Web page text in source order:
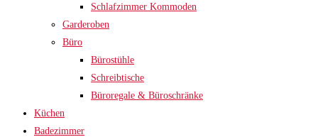
Schlafzimmer Kommoden
Garderoben
Büro
Bürostühle
Schreibtische
Büroregale & Büroschränke
Küchen
Badezimmer